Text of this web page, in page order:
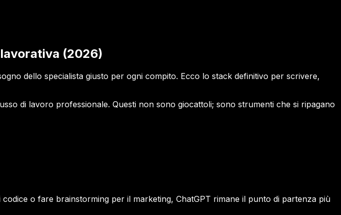
(2026)
dello specialista giusto per ogni compito. Ecco lo stack definitivo per scrivere,
di lavoro professionale. Questi non sono giocattoli; sono strumenti che si ripagano
o fare brainstorming per il marketing, ChatGPT rimane il punto di partenza più